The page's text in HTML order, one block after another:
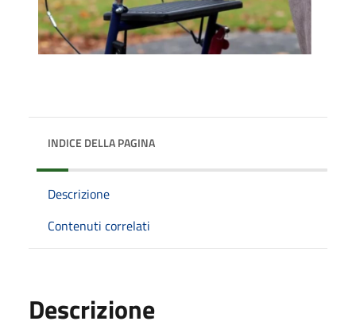
INDICE DELLA PAGINA
Descrizione
Contenuti correlati
Descrizione